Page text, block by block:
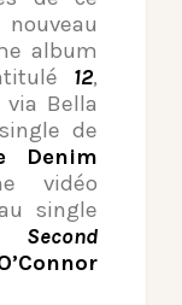
album
12,
Bella
de
Denim
vidéo
single
Second